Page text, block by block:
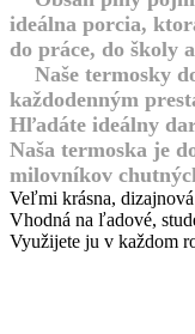
ideálna porcia,
do práce, do školy
Naše termosky
každodenným
Hľadáte ideálny
Naša termoska je
milovníkov
Veľmi krásna,
Vhodná na ľadové,
Využijete ju v každom